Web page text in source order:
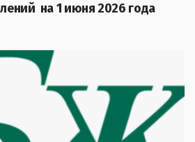
на 1 июня 2026 года